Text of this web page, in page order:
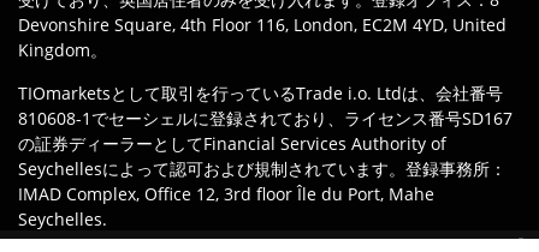
Devonshire Square, 4th Floor 116, London, EC2M 4YD, United
Kingdom。
TIOmarketsとして取引を行っているTrade i.o. Ltdは、会社番号
810608-1でセーシェルに登録されており、ライセンス番号SD167
の証券ディーラーとしてFinancial Services Authority of
Seychellesによって認可および規制されています。登録事務所：
IMAD Complex, Office 12, 3rd floor Île du Port, Mahe
Seychelles.